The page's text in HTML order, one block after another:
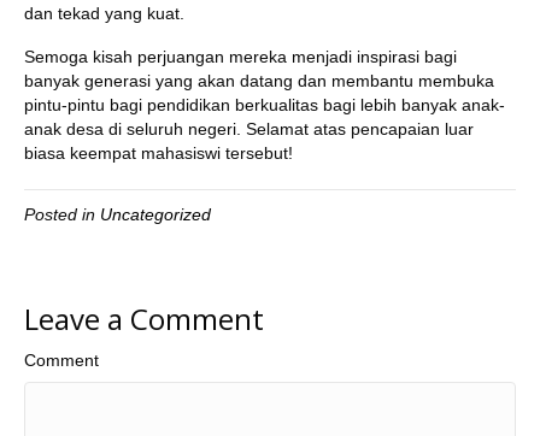
dan tekad yang kuat.
Semoga kisah perjuangan mereka menjadi inspirasi bagi
banyak generasi yang akan datang dan membantu membuka
pintu-pintu bagi pendidikan berkualitas bagi lebih banyak anak-
anak desa di seluruh negeri. Selamat atas pencapaian luar
biasa keempat mahasiswi tersebut!
Posted in Uncategorized
Leave a Comment
Comment